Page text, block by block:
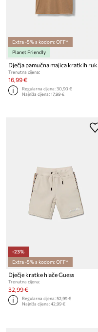
Extra -5% s kodom: OFF*
Planet Friendly
Trenutna cijena:
16,99 €
Regularna cijena:30,90 €
Najniža cijena:17,99 €
-23%
Extra -5% s kodom: OFF*
Dječje kratke hlače Guess
Trenutna cijena:
32,99 €
Regularna cijena:52,99 €
Najniža cijena:42,99 €